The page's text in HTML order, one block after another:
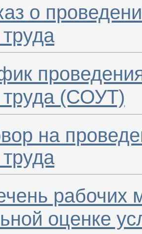
о
труда (СОУТ)
на
рабочих
оценке